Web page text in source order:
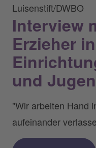
Interview
Erzieher
und
"Wir arbeiten Hand
aufeinander
Luisenstift/DWBO